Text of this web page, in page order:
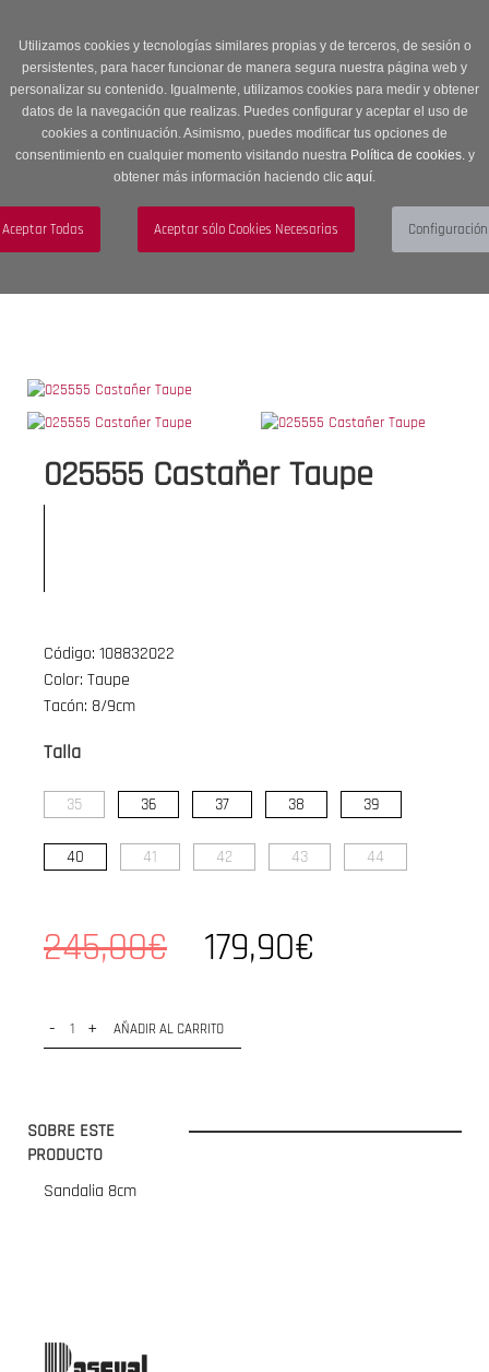
Utilizamos cookies y tecnologías similares propias y de terceros, de sesión o
persistentes, para hacer funcionar de manera segura nuestra página web y
personalizar su contenido. Igualmente, utilizamos cookies para medir y obtener
datos de la navegación que realizas. Puedes configurar y aceptar el uso de
cookies a continuación. Asimismo, puedes modificar tus opciones de
consentimiento en cualquier momento visitando nuestra Política de cookies.y
obtener más información haciendo clic aquí.
descuento en Sección OUTLET con código OUTLET20
navigation
Menú
025555 Castañer Taupe
Código: 108832022
Color: Taupe
Tacón: 8/9cm
Talla
35 36 37 38 39
40 41 42 43 44
245,00€ 179,90€
- + AÑADIR AL CARRITO
SOBRE ESTE
PRODUCTO
Sandalia 8cm